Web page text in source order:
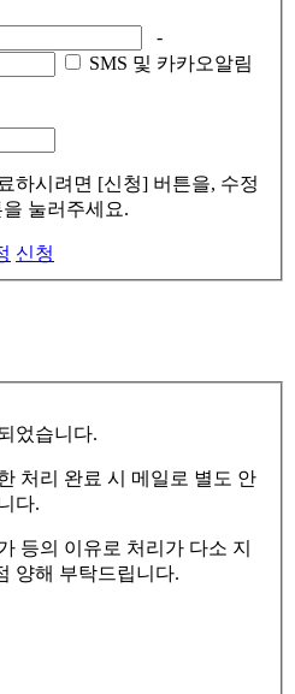
-
SMS 및 카카오알림
하시려면 [신청] 버튼을, 수정
눌러주세요.
신청
었습니다.
처리 완료 시 메일로 별도 안
다.
등의 이유로 처리가 다소 지
양해 부탁드립니다.